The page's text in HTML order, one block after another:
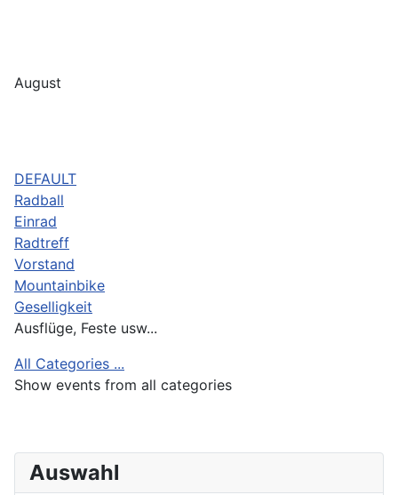
August
DEFAULT
Radball
Einrad
Radtreff
Vorstand
Mountainbike
Geselligkeit
Ausflüge, Feste usw...
All Categories ...
Show events from all categories
Auswahl